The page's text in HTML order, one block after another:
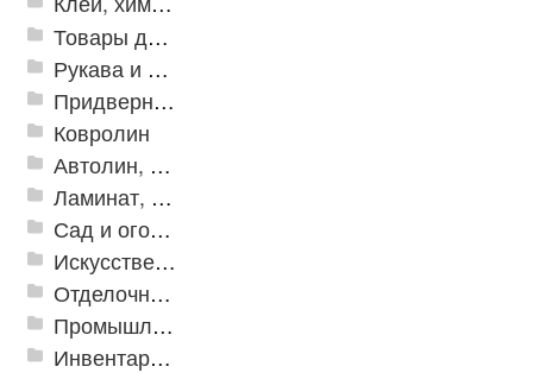
Товары для дома
Рукава и шланги промышленные
Придверные решетки
Ковролин
Автолин, Транслин, Линолеум
Ламинат, Кварцвиниловая плитка SPC
Сад и огород
Искусственная трава
Отделочные профили
Промышленный текстиль
Инвентарь для клининга